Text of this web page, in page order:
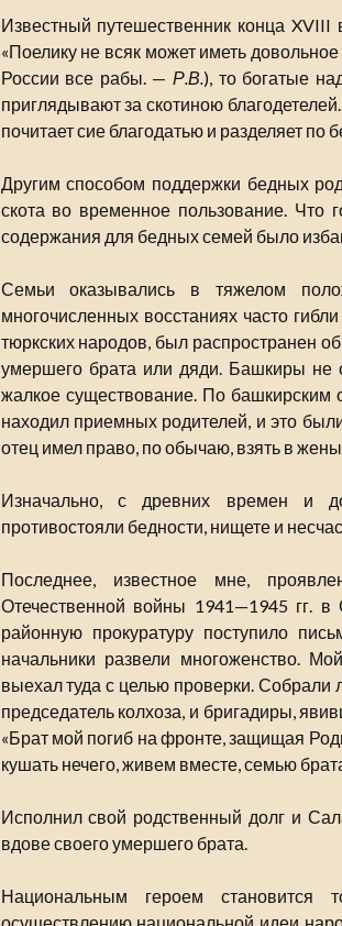
Известный путешественник конца
«Поелику не всяк может иметь
России все рабы. — Р.В.), то богатые
приглядывают за скотиною
почитает сие благодатью и разделяет
Другим способом поддержки бедных
скота во временное пользование. Что
содержания для бедных семей было
Семьи оказывались в тяжелом
многочисленных восстаниях часто
тюркских народов, был распространен
умершего брата или дяди. Башкиры не
жалкое существование. По
находил приемных родителей, и это
отец имел право, по обычаю, взять в
Изначально, с древних времен и
противостояли бедности, нищете и
Последнее, известное мне,
Отечественной войны 1941—1945 гг. в
районную прокуратуру поступило
начальники развели многоженство.
выехал туда с целью проверки. Собрали
председатель колхоза, и бригадиры,
«Брат мой погиб на фронте, защищая
кушать нечего, живем вместе, семью
Исполнил свой родственный долг и
вдове своего умершего брата.
Национальным героем становится